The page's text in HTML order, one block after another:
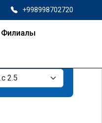
+998998702720
Филиалы